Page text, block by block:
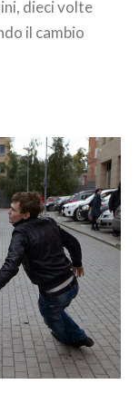
dieci volte
il cambio